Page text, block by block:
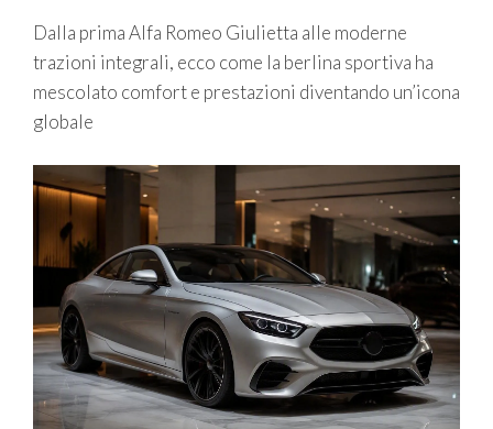
Dalla prima Alfa Romeo Giulietta alle moderne
trazioni integrali, ecco come la berlina sportiva ha
mescolato comfort e prestazioni diventando un’icona
globale